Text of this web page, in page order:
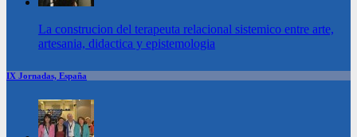
La construcion del terapeuta relacional sistemico entre arte,
artesania, didactica y epistemologia
IX Jornadas, España